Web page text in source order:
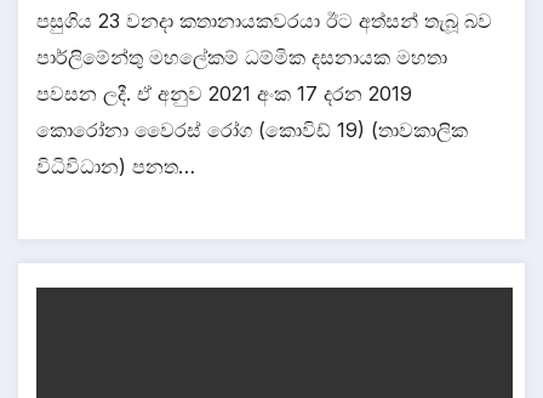
පසුගිය 23 වනදා කතානායකවරයා ඊට අත්සන් තැබූ බව
පාර්ලිමේන්තු මහලේකම් ධම්මික දසනායක මහතා
පවසන ලදී. ඒ අනුව 2021 අංක 17 දරන 2019
කොරෝනා වෛරස් රෝග (කොවිඩ් 19) (තාවකාලික
විධිවිධාන) පනත…